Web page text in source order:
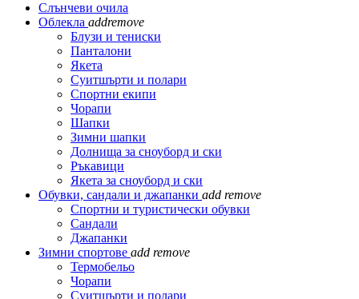
Слънчеви очила
Облекла addremove
Блузи и тениски
Панталони
Якета
Суитшърти и полари
Спортни екипи
Чорапи
Шапки
Зимни шапки
Долнища за сноуборд и ски
Ръкавици
Якета за сноуборд и ски
Обувки, сандали и джапанки add remove
Спортни и туристически обувки
Сандали
Джапанки
Зимни спортове add remove
Термобельо
Чорапи
Суитшърти и полари